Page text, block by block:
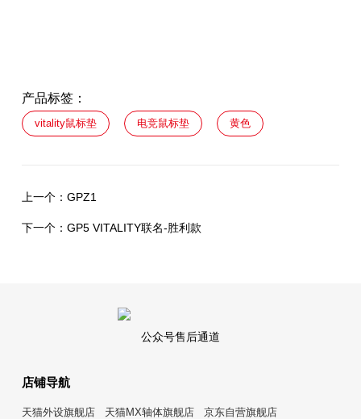
产品标签：
vitality鼠标垫 电竞鼠标垫 黄色
上一个： GPZ1
下一个： GP5 VITALITY联名-胜利款
公众号售后通道
店铺导航
天猫外设旗舰店 天猫MX轴体旗舰店
京东自营旗舰店